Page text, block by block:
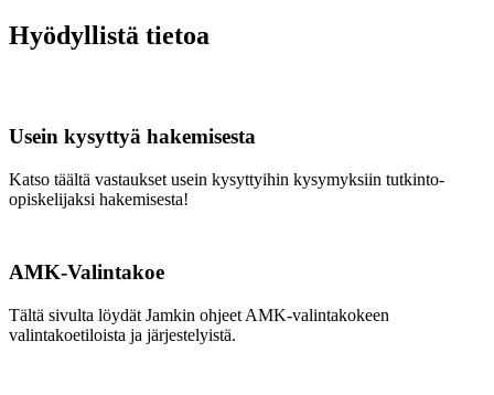
Hyödyllistä tietoa
Usein kysyttyä hakemisesta
Katso täältä vastaukset usein kysyttyihin kysymyksiin tutkinto-
opiskelijaksi hakemisesta!
AMK-Valintakoe
Tältä sivulta löydät Jamkin ohjeet AMK-valintakokeen
valintakoetiloista ja järjestelyistä.